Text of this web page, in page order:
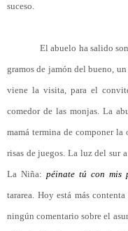
suceso.
El abuelo ha salido
gramos de jamón del bueno,
viene la visita, para el
comedor de las monjas. La
mamá termina de componer
risas de juegos. La luz del sur
La Niña:péinate tú con mis
tararea. Hoy está más
ningún comentario sobre el